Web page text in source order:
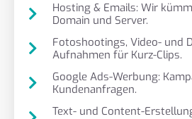
Hosting & Emails: Wir
Domain und Server.
Fotoshootings, Video- und
Aufnahmen für Kurz-Clips.
Google Ads-Werbung:
Kundenanfragen.
Text- und Content-